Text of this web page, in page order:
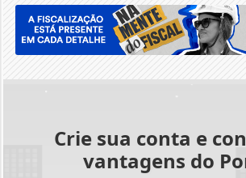
Crie sua conta e
vantagens do